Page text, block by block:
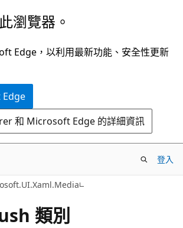
瀏覽器。
Edge，以利用最新功能、安全性更新
和 Microsoft Edge 的詳細資訊
登入
類別